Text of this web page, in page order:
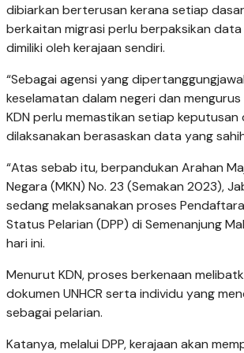
dibiarkan berterusan kerana setiap
berkaitan migrasi perlu berpaksikan
dimiliki oleh kerajaan sendiri.
“Sebagai agensi yang
keselamatan dalam negeri dan
KDN perlu memastikan setiap
dilaksanakan berasaskan data yang
“Atas sebab itu, berpandukan Arahan
Negara (MKN) No. 23 (Semakan 2023),
sedang melaksanakan proses
Status Pelarian (DPP) di Semenanjung
hari ini.
Menurut KDN, proses berkenaan
dokumen UNHCR serta individu yang
sebagai pelarian.
Katanya, melalui DPP, kerajaan akan